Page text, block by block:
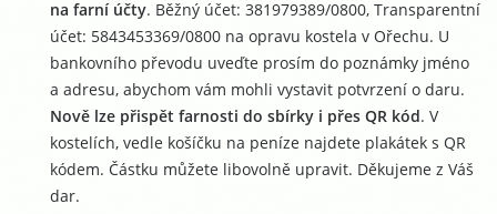
na farní účty. Běžný účet: 381979389/0800, Transparentní
účet: 5843453369/0800 na opravu kostela v Ořechu. U
bankovního převodu uveďte prosím do poznámky jméno
a adresu, abychom vám mohli vystavit potvrzení o daru.
Nově lze přispět farnosti do sbírky i přes QR kód. V
kostelích, vedle košíčku na peníze najdete plakátek s QR
kódem. Částku můžete libovolně upravit. Děkujeme z Váš
dar.